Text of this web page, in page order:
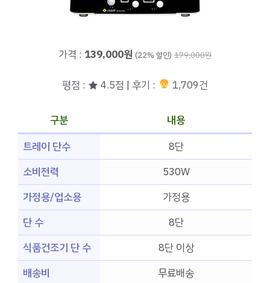
가격 : 139,000원 (22% 할인) 179,000원
평점 : ★ 4.5점 | 후기 : 1,709건
구분
내용
트레이 단수
8단
소비전력
530W
가정용/업소용
가정용
단 수
8단
식품건조기 단 수
8단 이상
배송비
무료배송